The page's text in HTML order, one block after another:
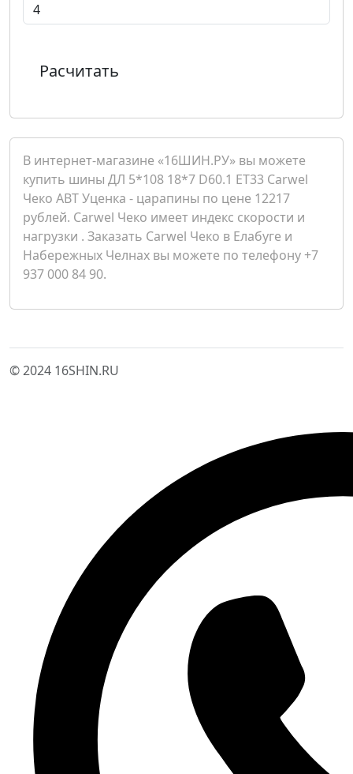
Расчитать
В интернет-магазине «16ШИН.РУ» вы можете
купить шины ДЛ 5*108 18*7 D60.1 ET33 Carwel
Чеко ABT Уценка - царапины по цене 12217
рублей. Carwel Чеко имеет индекс скорости и
нагрузки . Заказать Carwel Чеко в Елабуге и
Набережных Челнах вы можете по телефону +7
937 000 84 90.
© 2024 16SHIN.RU